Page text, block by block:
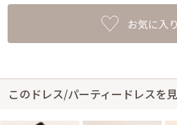
お気に入
このドレス/パーティードレスを